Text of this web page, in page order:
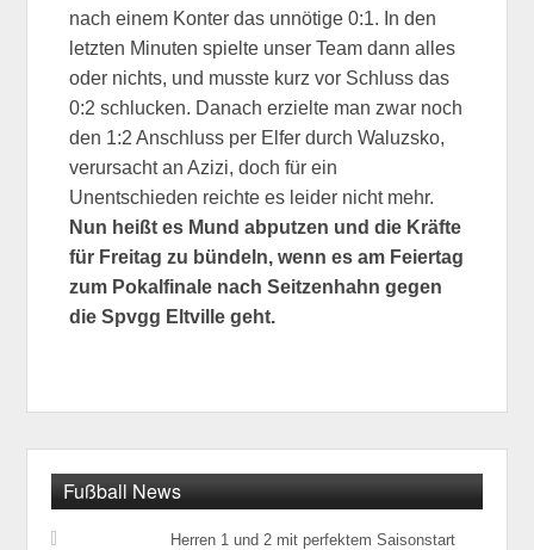
nach einem Konter das unnötige 0:1. In den
letzten Minuten spielte unser Team dann alles
oder nichts, und musste kurz vor Schluss das
0:2 schlucken. Danach erzielte man zwar noch
den 1:2 Anschluss per Elfer durch Waluzsko,
verursacht an Azizi, doch für ein
Unentschieden reichte es leider nicht mehr.
Nun heißt es Mund abputzen und die Kräfte
für Freitag zu bündeln, wenn es am Feiertag
zum Pokalfinale nach Seitzenhahn gegen
die Spvgg Eltville geht.
Fußball News
Herren 1 und 2 mit perfektem Saisonstart